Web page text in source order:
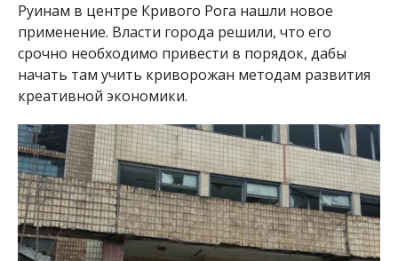
Руинам в центре Кривого Рога нашли новое
применение. Власти города решили, что его
срочно необходимо привести в порядок, дабы
начать там учить криворожан методам развития
креативной экономики.